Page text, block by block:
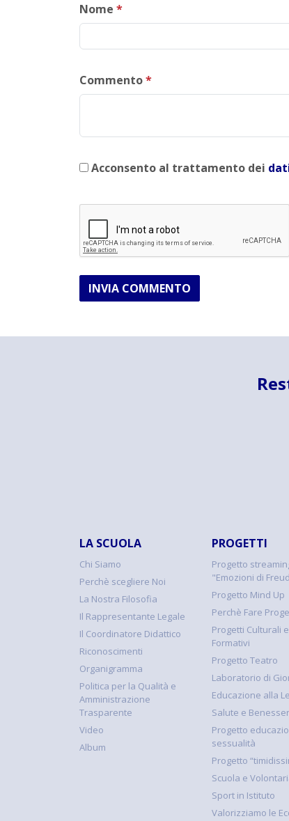
Nome *
Commento*
Acconsento al trattamento dei
INVIA COMMENTO
LA SCUOLA
Chi Siamo
Perchè scegliere Noi
La Nostra Filosofia
Il Rappresentante Legale
Il Coordinatore Didattico
Riconoscimenti
Organigramma
Politica per la Qualità e
Amministrazione
Trasparente
Video
Album
PROGETTI
Progetto
"Emozioni di
Progetto Mind Up
Perchè Fare
Progetti Culturali
Formativi
Progetto Teatro
Laboratorio di
Educazione alla
Salute e
Progetto
sessualità
Progetto
Scuola e
Sport in Istituto
Valorizziamo le